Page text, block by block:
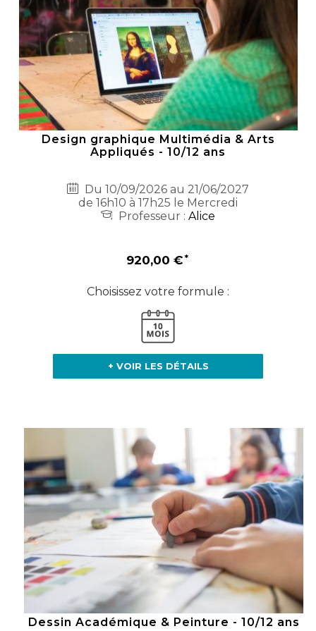
Design graphique Multimédia & Arts
Appliqués - 10/12 ans
Du 10/09/2026 au 21/06/2027
de 16h10 à 17h25 le Mercredi
Professeur : Alice
920,00 €
Choisissez votre formule :
+ VOIR LES DÉTAILS
Dessin Académique & Peinture - 10/12 ans